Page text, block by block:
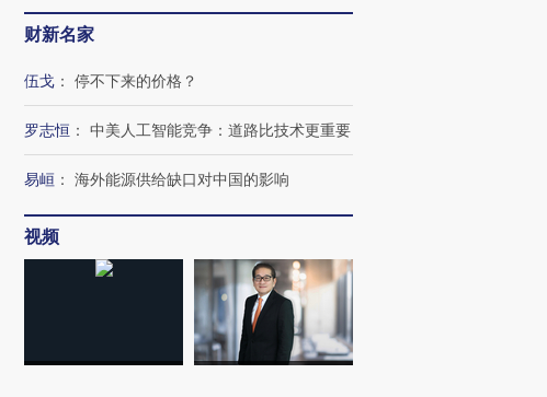
财新名家
伍戈 ： 停不下来的价格？
罗志恒 ： 中美人工智能竞争：道路比技术更重要
易峘 ： 海外能源供给缺口对中国的影响
视频